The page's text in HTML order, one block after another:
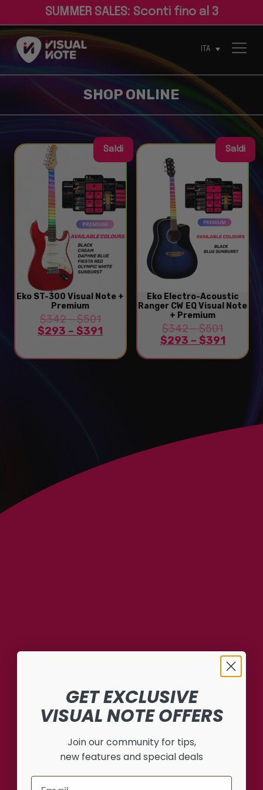
UMME R S ALES: S conti f no a l 3 0%
ITA
Saldi
Eko ST-300 Visual Note +
Premium
$342–$501
$293 –$391
Saldi
Eko Electro-Acoustic
Ranger CW EQ Visual Note
+ Premium
$342–$501
$293 – $391
GET EXCLUSIVE
VISUAL NOTE OFFERS
Join our community for tips,
new features and special deals
Email